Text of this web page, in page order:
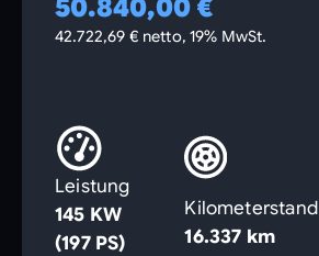
50.840,00 €
42.722,69 € netto, 19% MwSt.
Leistung
145 KW
(197 PS)
Kilometerstand
16.337 km